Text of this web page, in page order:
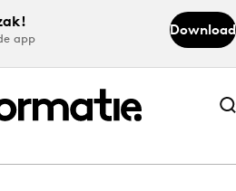
app
Download
Abonneer nu
Abonneer nu